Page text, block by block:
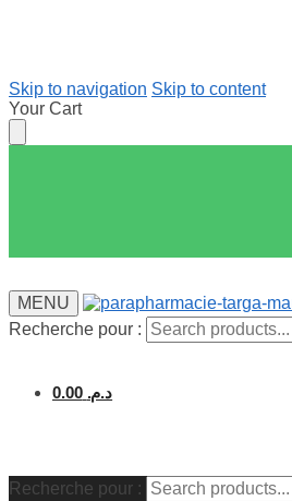
Skip to navigation Skip to content
Your Cart
MENU
Recherche pour :
د.م. 0.00
Recherche pour :